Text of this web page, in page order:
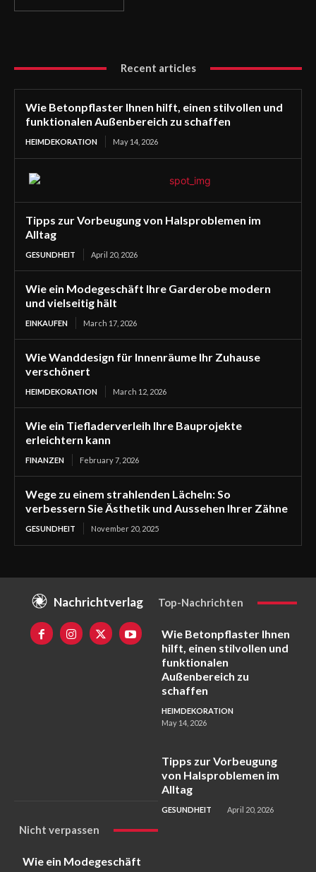
Recent articles
Wie Betonpflaster Ihnen hilft, einen stilvollen und
funktionalen Außenbereich zu schaffen
HEIMDEKORATION May 14, 2026
Tipps zur Vorbeugung von Halsproblemen im
Alltag
GESUNDHEIT April 20, 2026
Wie ein Modegeschäft Ihre Garderobe modern
und vielseitig hält
EINKAUFEN March 17, 2026
Wie Wanddesign für Innenräume Ihr Zuhause
verschönert
HEIMDEKORATION March 12, 2026
Wie ein Tiefladerverleih Ihre Bauprojekte
erleichtern kann
FINANZEN February 7, 2026
Wege zu einem strahlenden Lächeln: So
verbessern Sie Ästhetik und Aussehen Ihrer Zähne
GESUNDHEIT November 20, 2025
Nachrichtverlag Top-Nachrichten
Wie Betonpflaster Ihnen
hilft, einen stilvollen und
funktionalen
Außenbereich zu
schaffen
HEIMDEKORATION
May 14, 2026
Tipps zur Vorbeugung
von Halsproblemen im
Alltag
GESUNDHEIT April 20, 2026
Nicht verpassen
Wie ein Modegeschäft